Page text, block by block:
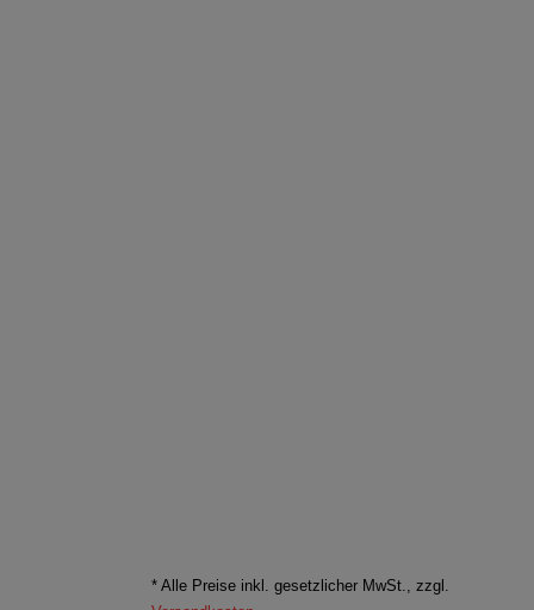
* Alle Preise inkl. gesetzlicher MwSt., zzgl.